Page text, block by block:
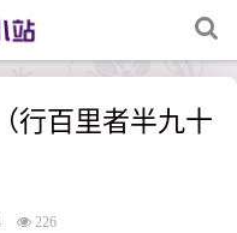
行百里者半九十
226